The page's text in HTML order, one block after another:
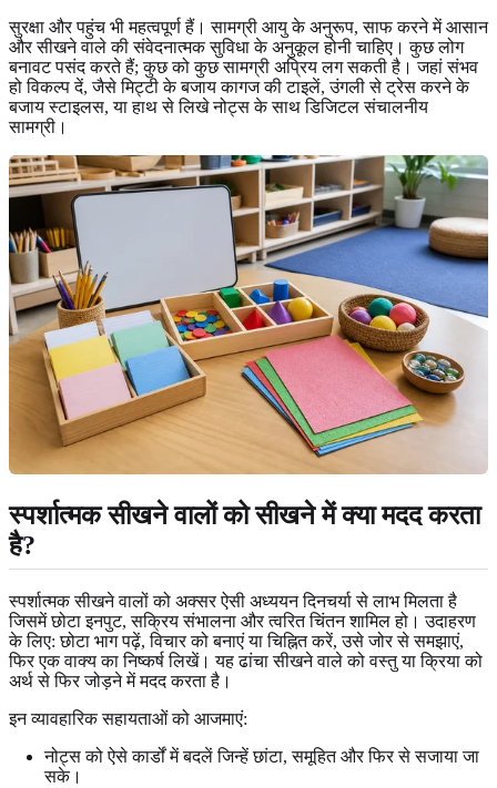
सुरक्षा और पहुंच भी महत्वपूर्ण हैं। सामग्री आयु के अनुरूप, साफ करने में आसान
और सीखने वाले की संवेदनात्मक सुविधा के अनुकूल होनी चाहिए। कुछ लोग
बनावट पसंद करते हैं; कुछ को कुछ सामग्री अप्रिय लग सकती है। जहां संभव
हो विकल्प दें, जैसे मिट्टी के बजाय कागज की टाइलें, उंगली से ट्रेस करने के
बजाय स्टाइलस, या हाथ से लिखे नोट्स के साथ डिजिटल संचालनीय
सामग्री।
स्पर्शात्मक सीखने वालों को सीखने में क्या मदद करता
है?
स्पर्शात्मक सीखने वालों को अक्सर ऐसी अध्ययन दिनचर्या से लाभ मिलता है
जिसमें छोटा इनपुट, सक्रिय संभालना और त्वरित चिंतन शामिल हो। उदाहरण
के लिए: छोटा भाग पढ़ें, विचार को बनाएं या चिह्नित करें, उसे जोर से समझाएं,
फिर एक वाक्य का निष्कर्ष लिखें। यह ढांचा सीखने वाले को वस्तु या क्रिया को
अर्थ से फिर जोड़ने में मदद करता है।
इन व्यावहारिक सहायताओं को आजमाएं:
नोट्स को ऐसे कार्डों में बदलें जिन्हें छांटा, समूहित और फिर से सजाया जा
सके।